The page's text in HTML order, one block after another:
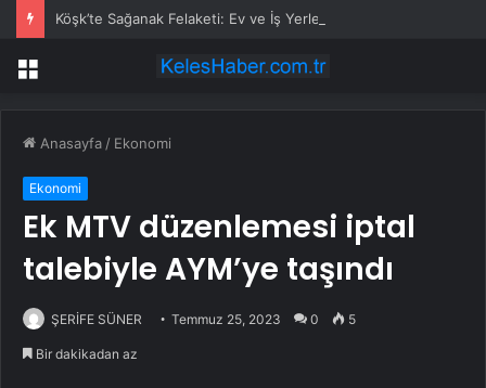
Köşk’te Sağanak Felaketi: Ev ve İş Yerlerini Su Bastı
Menü
Anasayfa / Ekonomi
Ekonomi
Ek MTV düzenlemesi iptal
talebiyle AYM’ye taşındı
ŞERİFE SÜNER Temmuz 25, 2023 0 5
Bir dakikadan az